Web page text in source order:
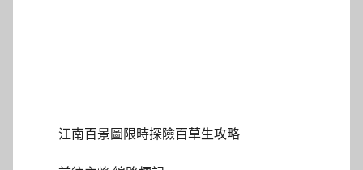
江南百景圖限時探險百草生攻略